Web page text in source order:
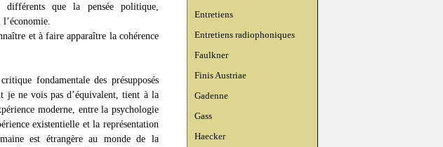
Entretiens
Entretiens radiophoniques
Faulkner
Finis Austriae
Gadenne
Gass
Haecker
que la pensée politique,
et à faire apparaître la cohérence
fondamentale des présupposés
je ne vois pas d’équivalent, tient à la
moderne, entre la psychologie
existentielle et la représentation
est étrangère au monde de la